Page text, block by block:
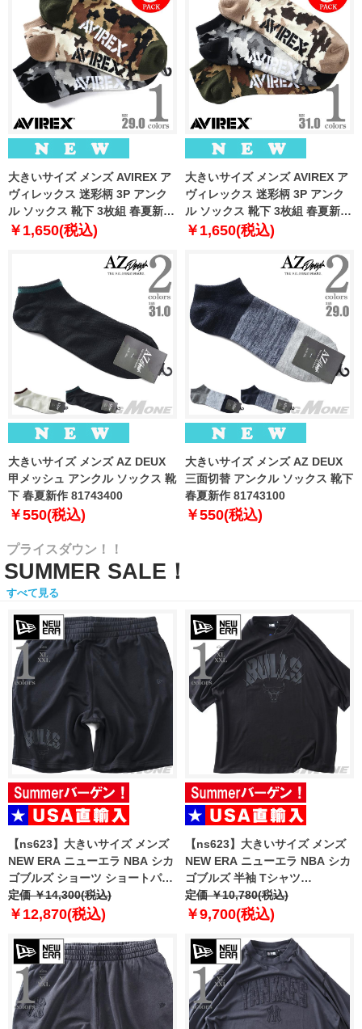
大きいサイズ メンズ AVIREX ア
ヴィレックス 迷彩柄 3P アンク
ル ソックス 靴下 3枚組 春夏新作
81713400
￥1,650(税込)
大きいサイズ メンズ AVIREX ア
ヴィレックス 迷彩柄 3P アンク
ル ソックス 靴下 3枚組 春夏新作
81713500
￥1,650(税込)
大きいサイズ メンズ AZ DEUX
甲メッシュ アンクル ソックス 靴
下 春夏新作 81743400
￥550(税込)
大きいサイズ メンズ AZ DEUX
三面切替 アンクル ソックス 靴下
春夏新作 81743100
￥550(税込)
プライスダウン！！
SUMMER SALE！
すべて見る
【ns623】大きいサイズ メンズ
NEW ERA ニューエラ NBA シカ
ゴブルズ ショーツ ショートパン
ツ ハーフパンツ NBA CHICAGO
BULLS BLACK SHORTS USA直
定価 ￥14,300(税込)
￥12,870(税込)
【ns623】大きいサイズ メンズ
NEW ERA ニューエラ NBA シカ
ゴブルズ 半袖 Tシャツ
CHICAGO BULLS NBA BLACK
OVERSIZED T-SHIRT USA直輸
定価 ￥10,780(税込)
￥9,700(税込)